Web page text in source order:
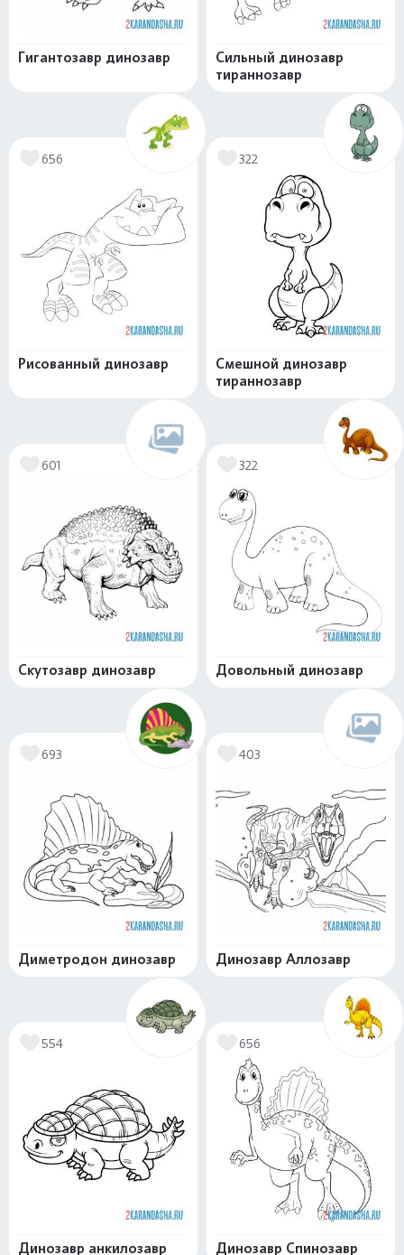
Гигантозавр динозавр
Сильный динозавр
тираннозавр
656
Рисованный динозавр
322
Смешной динозавр
тираннозавр
601
Скутозавр динозавр
322
Довольный динозавр
693
Диметродон динозавр
403
Динозавр Аллозавр
554
Динозавр анкилозавр
656
Динозавр Спинозавр